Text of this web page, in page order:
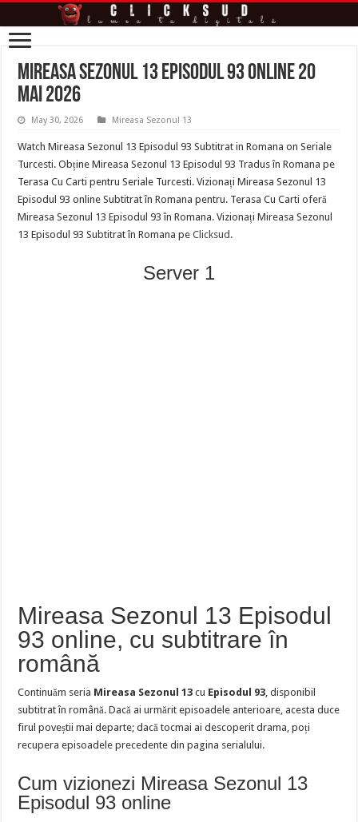
Mireasa Sezonul 13 Episodul 93 online 20
Mai 2026
May 30, 2026 Mireasa Sezonul 13
Watch Mireasa Sezonul 13 Episodul 93 Subtitrat in Romana on Seriale
Turcesti. Obține Mireasa Sezonul 13 Episodul 93 Tradus în Romana pe
Terasa Cu Carti pentru Seriale Turcesti. Vizionați Mireasa Sezonul 13
Episodul 93 online Subtitrat în Romana pentru. Terasa Cu Carti oferă
Mireasa Sezonul 13 Episodul 93 în Romana. Vizionați Mireasa Sezonul
13 Episodul 93 Subtitrat în Romana peClicksud .
Server 1
Mireasa Sezonul 13 Episodul
93 online, cu subtitrare în
română
Continuăm seria Mireasa Sezonul 13 cu Episodul 93, disponibil
subtitrat în română. Dacă ai urmărit episoadele anterioare, acesta duce
firul poveștii mai departe; dacă tocmai ai descoperit drama, poți
recupera episoadele precedente din pagina serialului.
Cum vizionezi Mireasa Sezonul 13
Episodul 93 online